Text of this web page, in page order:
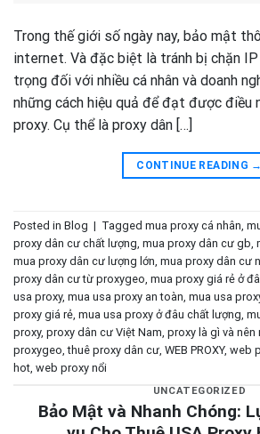
Trong thế giới số ngày nay, bảo mật
internet. Và đặc biệt là tránh bị chặn IP
trọng đối với nhiều cá nhân và doanh
những cách hiệu quả để đạt được điều
proxy. Cụ thể là proxy dân […]
CONTINUE READING →
Posted in Blog | Tagged mua proxy cá nhân,
proxy dân cư chất lượng, mua proxy dân cư gb,
mua proxy dân cư lượng lớn, mua proxy dân cư
proxy dân cư từ proxygeo, mua proxy giá rẻ ở
usa proxy, mua usa proxy an toàn, mua usa
proxy giá rẻ, mua usa proxy ở đâu chất lượng,
proxy, proxy dân cư Việt Nam, proxy là gì và nên
proxygeo,thuê proxy dân cư, WEB PROXY, web
hot, web proxy nổi
UNCATEGORIZED
Bảo Mật và Nhanh Chóng: